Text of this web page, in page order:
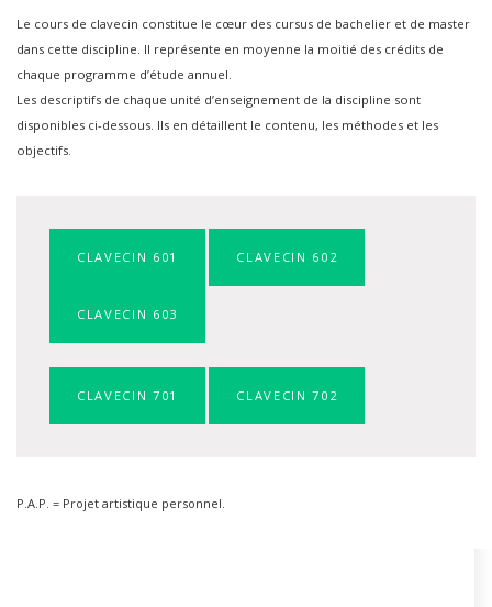
Le cours de clavecin constitue le cœur des cursus de bachelier et de master
dans cette discipline. Il représente en moyenne la moitié des crédits de
chaque programme d’étude annuel.
Les descriptifs de chaque unité d’enseignement de la discipline sont
disponibles ci-dessous. Ils en détaillent le contenu, les méthodes et les
objectifs.
CLAVECIN 601 CLAVECIN 602
CLAVECIN 603
CLAVECIN 701 CLAVECIN 702
P.A.P. = Projet artistique personnel.